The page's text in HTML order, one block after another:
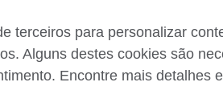
privacidade e termos de uso Sitemap
terceiros para personalizar
Alguns destes cookies são
Encontre mais detalhes